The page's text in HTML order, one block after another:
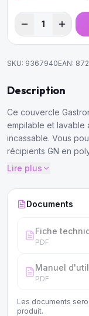
1
SKU: 9367940EAN:
Description
Ce couvercle
empilable et lavable
incassable. Vous
récipients GN en
avec de nombreux
marie et les chafing
Lire plus
Documents
Fiche
PDF
Manuel
PDF
Les documents
produit.